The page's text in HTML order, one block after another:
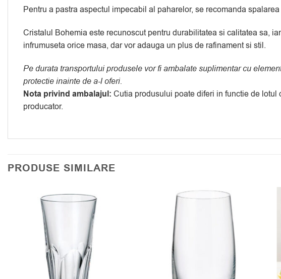
Pentru a pastra aspectul impecabil al paharelor, se recomanda
Cristalul Bohemia este recunoscut pentru durabilitatea si calitatea sa,
infrumuseta orice masa, dar vor adauga un plus de rafinament si stil.
Pe durata transportului produsele vor fi ambalate suplimentar cu
protectie inainte de a-l oferi.
Nota privind ambalajul: Cutia produsului poate diferi in functie de
producator.
PRODUSE SIMILARE